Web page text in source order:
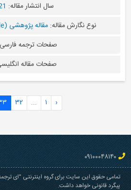
سال انتشار مقاله:
نوع نگارش مقاله:مقاله پژوهشی (Research Article)
صفحات ترجمه فارسی:
صفحات مقاله انگلیسی:
۳۳
۰۹۱۰۰۰۴۸۱۴۰
تمامی حقوق این سایت برای گروه اینترنتی "ای
پیگرد قانونی خواهد داشت.